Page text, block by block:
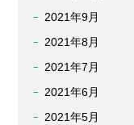
2021年9月
2021年8月
2021年7月
2021年6月
2021年5月